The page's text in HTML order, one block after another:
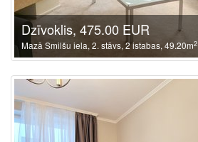
Dzīvoklis, 475.00 EUR
Mazā Smilšu iela, 2. stāvs, 2 istabas, 49.20m2